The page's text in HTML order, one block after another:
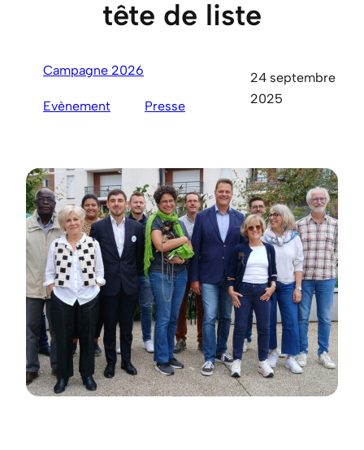
tête de liste
Campagne 2026
Evènement Presse
24 septembre
2025